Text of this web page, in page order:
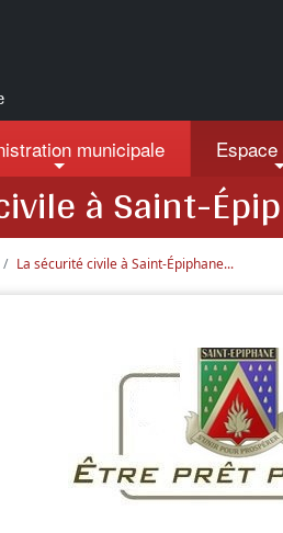
municipale
à Saint-
La sécurité civile à Saint-Épiphane...